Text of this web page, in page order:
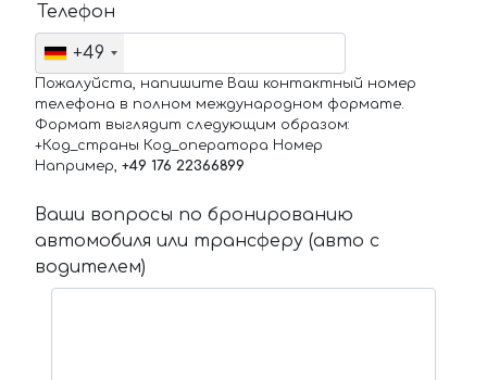
Телефон
+49
Пожалуйста, напишите Ваш контактный номер
телефона в полном международном формате.
Формат выглядит следующим образом:
+Код_страны Код_оператора Номер
Например, +49 176 22366899
Ваши вопросы по бронированию
автомобиля или трансферу (авто с
водителем)